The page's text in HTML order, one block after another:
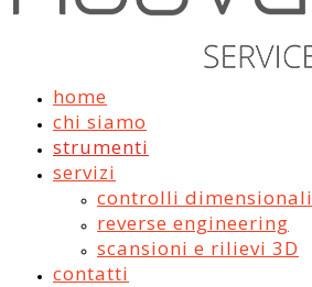
home
chi siamo
strumenti
servizi
controlli dimensionali
reverse engineering
scansioni e rilievi 3D
contatti